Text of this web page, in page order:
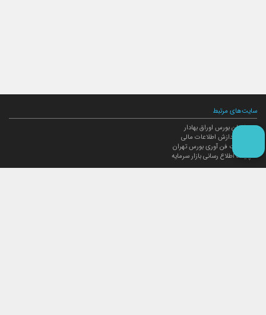
سایت‌های مرتبط
سازمان بورس اوراق بهادار
مرکز پردازش اطلاعات مالی
مدیریت فن آوری بورس تهران
پایگاه اطلاع رسانی بازار سرمایه